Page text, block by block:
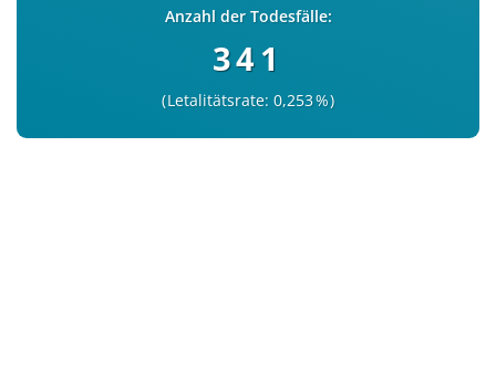
Anzahl der Todesfälle:
341
Letalitätsrate: 0,253 %